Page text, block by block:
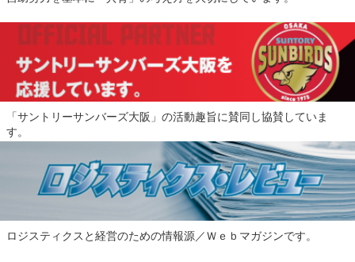
「サントリーサンバーズ大阪」の活動趣旨に賛同し協賛していま
す。
ロジスティクスと経営のための情報源／Ｗｅｂマガジンです。